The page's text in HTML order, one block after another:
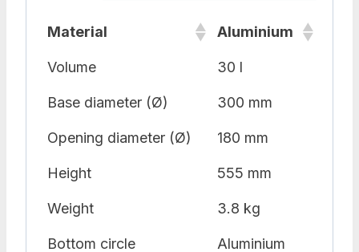
Material Aluminium
Volume 30 l
Base diameter (Ø) 300 mm
Opening diameter (Ø) 180 mm
Height 555 mm
Weight 3.8 kg
Bottom circle Aluminium